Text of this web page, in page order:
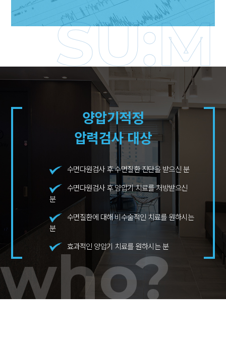
SU:M
who?
양압기적정
압력검사 대상
수면다원검사 후 수면질환 진단을 받으신 분
수면다원검사 후 양압기 치료를 처방받으신
분
수면질환에 대해 비수술적인 치료를 원하시는
분
효과적인 양압기 치료를 원하시는 분